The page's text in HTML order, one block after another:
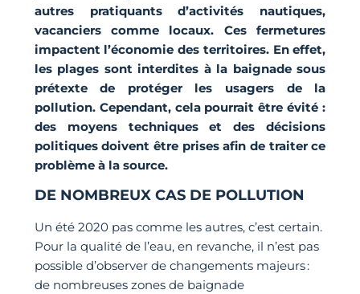
autres pratiquants d’activités nautiques,
vacanciers comme locaux. Ces fermetures
impactent l’économie des territoires. En effet,
les plages sont interdites à la baignade sous
prétexte de protéger les usagers de la
pollution. Cependant, cela pourrait être évité :
des moyens techniques et des décisions
politiques doivent être prises afin de traiter ce
problème à la source.
DE NOMBREUX CAS DE POLLUTION
Un été 2020 pas comme les autres, c’est certain.
Pour la qualité de l’eau, en revanche, il n’est pas
possible d’observer de changements majeurs :
de nombreuses zones de baignade